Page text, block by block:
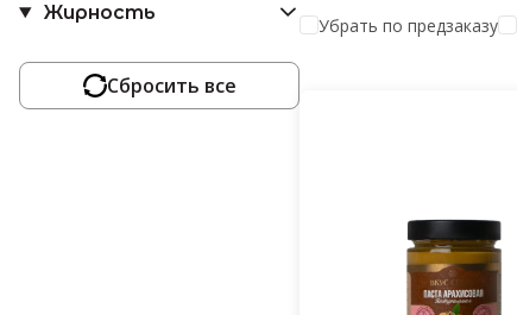
Жирность
Сбросить все
Убрать по предзаказу